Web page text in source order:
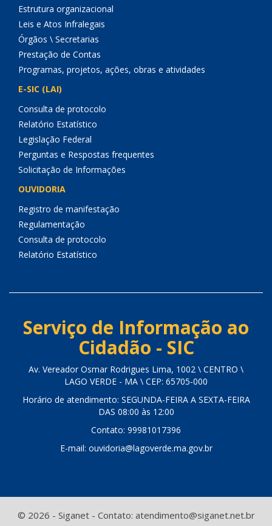
Estrutura organizacional
Leis e Atos Infralegais
Órgãos \ Secretarias
Prestação de Contas
Programas, projetos, ações, obras e atividades
E-SIC (LAI)
Consulta de protocolo
Relatório Estatístico
Legislação Federal
Perguntas e Respostas frequentes
Solicitação de Informações
OUVIDORIA
Registro de manifestação
Regulamentação
Consulta de protocolo
Relatório Estatístico
Serviço de Informação ao
Cidadão - SIC
Av. Vereador Osmar Rodrigues Lima, 1002 \ CENTRO \
LAGO VERDE - MA \ CEP: 65705-000
Horário de atendimento: SEGUNDA-FEIRA A SEXTA-FEIRA
DAS 08:00 às 12:00
Contato: 99981017396
E-mail: ouvidoria@lagoverde.ma.gov.br
© 2026 - Siganet - Contato: atendimento@siganet.net.br